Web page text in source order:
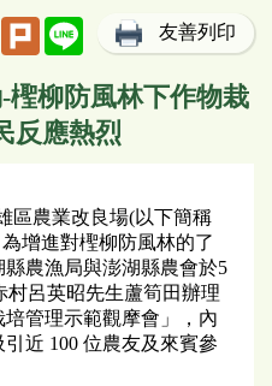
TwitterPlurk Line 友善列印
檉柳防風林下作物栽
反應熱烈
農業改良場(以下簡稱
增進對檉柳防風林的了
農漁局與澎湖縣農會於5
村呂英昭先生蘆筍田辦理
管理示範觀摩會」，內
近 100 位農友及來賓參